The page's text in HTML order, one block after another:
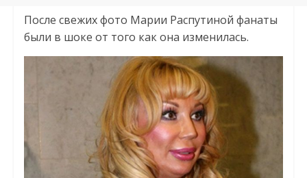
После свежих фото Марии Распутиной фанаты
были в шоке от того как она изменилась.